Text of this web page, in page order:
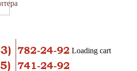
Loading cart